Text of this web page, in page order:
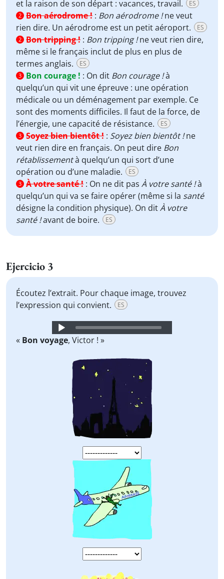
et la raison de son départ : vacances, travail. ES
2 Bon aérodrome ! : Bon aérodrome !ne veut
rien dire. Un aérodrome est un petit aéroport.
ES
2 Bon tripping ! : Bon tripping !ne veut rien dire,
même si le français inclut de plus en plus de
termes anglais.
ES
3 Bon courage ! : On dit Bon courage !à
quelqu’un qui vit une épreuve : une opération
médicale ou un déménagement par exemple. Ce
sont des moments difficiles. Il faut de la force, de
l’énergie, une capacité de résistance.
ES
3 Soyez bien bientôt ! : Soyez bien bientôt !ne
veut rien dire en français. On peut dire Bon
rétablissementà quelqu’un qui sort d’une
opération ou d’une maladie.
ES
3 À votre santé ! : On ne dit pas À votre santé !à
quelqu’un qui va se faire opérer (même si la santé
désigne la condition physique). On ditÀ votre
santé !avant de boire. ES
Ejercicio 3
Écoutez l’extrait. Pour chaque image, trouvez
l’expression qui convient.
ES
Audio
Player
« Bon voyage, Victor ! »